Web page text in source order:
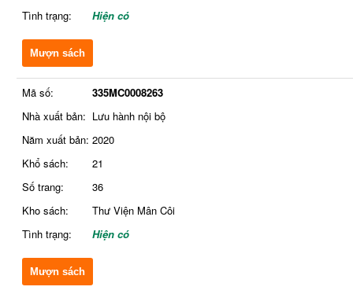
Tình trạng:
Hiện có
Mượn sách
Mã số:
335MC0008263
Nhà xuất bản: Lưu hành nội bộ
Năm xuất bản: 2020
Khổ sách:
21
Số trang:
36
Kho sách:
Thư Viện Mân Côi
Tình trạng:
Hiện có
Mượn sách